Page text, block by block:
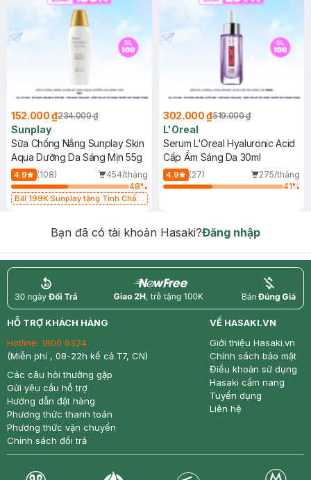
152.000 ₫234.000 ₫
Sunplay
Sữa Chống Nắng Sunplay Skin
Aqua Dưỡng Da Sáng Mịn 55g
4.9 (108)
454/tháng
48%
Bill 199K Sunplay tặng Tinh Chất
302.000 ₫519.000 ₫
L'Oreal
Serum L'Oreal Hyaluronic Acid
Cấp Ẩm Sáng Da 30ml
4.9 (27)
275/tháng
41%
Bạn đã có tài khoản Hasaki?Đăng nhập
return nowfree price
HỖ TRỢ KHÁCH HÀNG
Hotline: 1800 6324
(Miễn phí , 08-22h kể cả T7, CN)
Các câu hỏi thường gặp
Gửi yêu cầu hỗ trợ
Hướng dẫn đặt hàng
Phương thức thanh toán
Phương thức vận chuyển
Chính sách đổi trả
VỀ HASAKI.VN
Giới thiệu Hasaki.vn
Chính sách bảo mật
Điều khoản sử dụng
Hasaki cẩm nang
Tuyển dụng
Liên hệ